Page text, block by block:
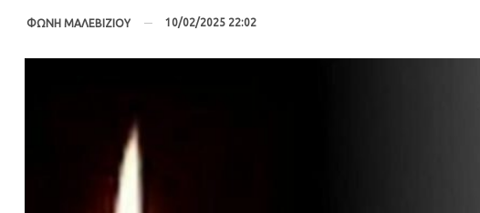
ΦΩΝΗ ΜΑΛΕΒΙΖΙΟΥ 10/02/2025 22:02